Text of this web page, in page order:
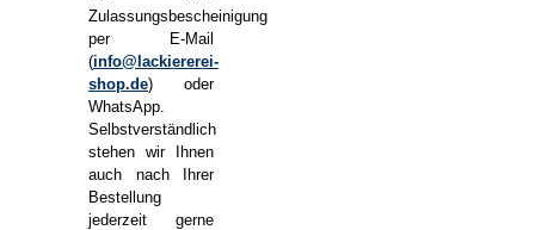
Zulassungsbescheinigung
per E-Mail
(info@lackiererei-
shop.de) oder
WhatsApp.
Selbstverständlich
stehen wir Ihnen
auch nach Ihrer
Bestellung
jederzeit gerne